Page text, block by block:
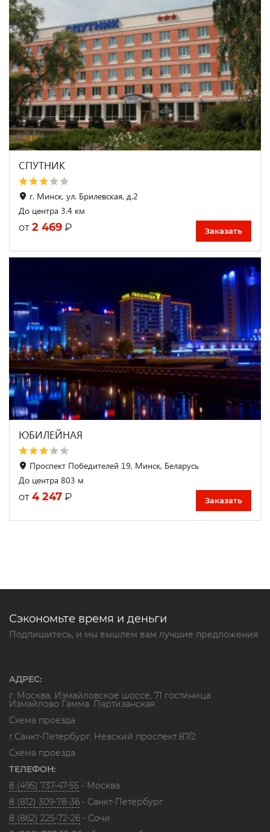
СПУТНИК
г. Минск, ул. Брилевская, д.2
До центра 3.4 км
от 2 469 ₽ Заказать
ЮБИЛЕЙНАЯ
Проспект Победителей 19, Минск, Беларусь
До центра 803 м
от 4 247 ₽ Заказать
Сэкономьте время и деньги
Подпишитесь, и мы вышлем вам лучшие предложения
АДРЕС:
г. Москва, Измайловское шоссе, 71 гостиница
Измайлово Гамма. Партизанская
Схема проезда
г.Санкт-Петербург, Невский проспект 87/2
Схема проезда
ТЕЛЕФОН:
8 (495) 737-47-55 - Москва
8 (812) 309-78-36 - Санкт-Петербург
8 (862) 225-72-26 - Сочи